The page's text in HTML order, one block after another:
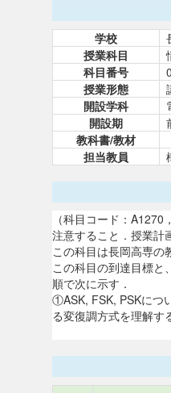
学校
授業科目
科目番号
授業形態
開設学科
開設期
教科書/教材
担当教員
（科目コード：
注意すること．授業計
この科目は長岡高専の
この科目の到達目標と
順で次に示す．
①ASK, FSK, PSKに
る変復調方式を理解